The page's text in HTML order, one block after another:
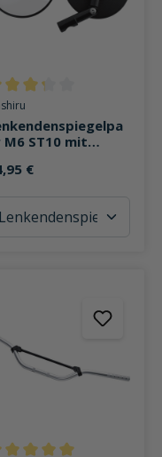
5 Sternen Bewertung
M6 ST10 mit
€